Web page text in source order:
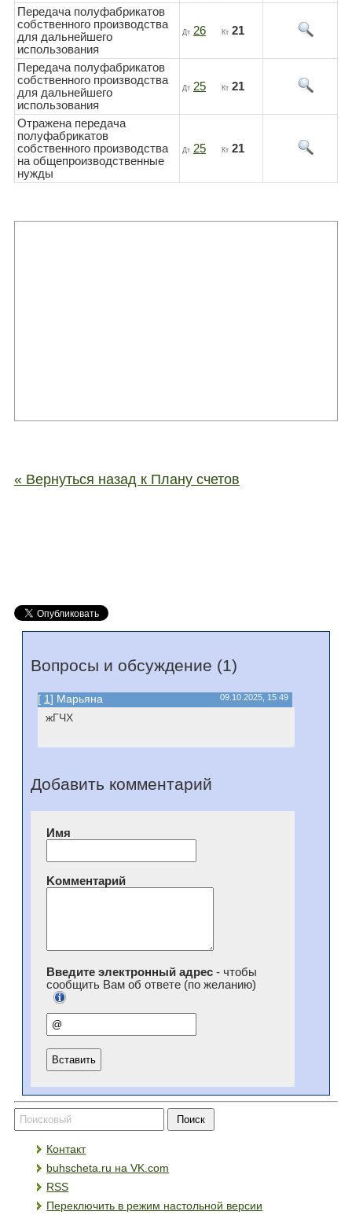
Передача полуфабрикатов
собственного производства
для дальнейшего
использования
Дт 26 Кт 21
Передача полуфабрикатов
собственного производства
для дальнейшего
использования
Дт 25 Кт 21
Отражена передача
полуфабрикатов
собственного производства
на общепроизводственные
нужды
Дт 25 Кт 21
« Вернуться назад к Плану счетов
Вопросы и обсуждение (1)
[ 1] Марьяна 09.10.2025, 15:49
жГЧХ
Добавить комментарий
Имя
Kомментарий
Введите электронный адрес- чтобы
сообщить Вам об ответе (по желанию)
Контакт
buhscheta.ru на VK.com
RSS
Переключить в режим настольной версии